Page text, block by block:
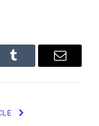
Tumblr Email